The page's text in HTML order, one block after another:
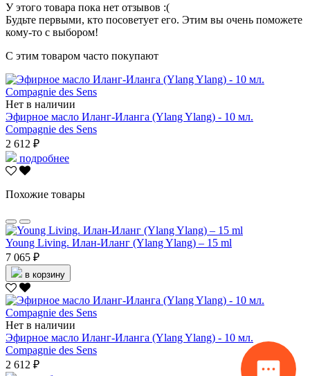
У этого товара пока нет отзывов :(
Будьте первыми, кто посоветует его. Этим вы очень поможете
кому-то с выбором!
С этим товаром часто покупают
Нет в наличии
Эфирное масло Иланг-Иланга (Ylang Ylang) - 10 мл.
Compagnie des Sens
2 612 ₽
подробнее
Похожие товары
Young Living. Илан-Иланг (Ylang Ylang) – 15 ml
7 065 ₽
в корзину
Нет в наличии
Эфирное масло Иланг-Иланга (Ylang Ylang) - 10 мл.
Compagnie des Sens
2 612 ₽